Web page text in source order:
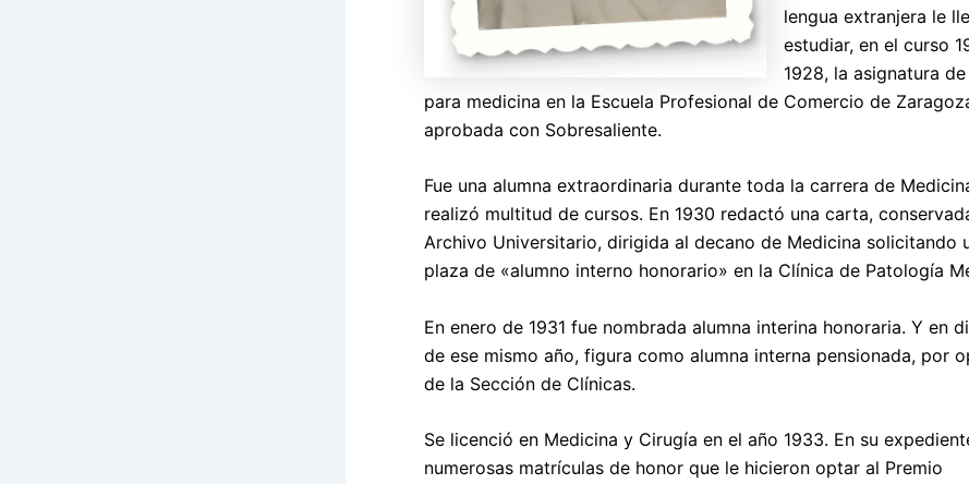
lengua extranjera le
estudiar, en el curso
1928, la asignatura
para medicina en la Escuela Profesional de Comercio de
aprobada con Sobresaliente.
Fue una alumna extraordinaria durante toda la carrera de
realizó multitud de cursos. En 1930 redactó una carta,
Archivo Universitario, dirigida al decano de Medicina solicitando
plaza de «alumno interno honorario» en la Clínica de Patología
En enero de 1931 fue nombrada alumna interina honoraria. Y en
de ese mismo año, figura como alumna interna pensionada, por
de la Sección de Clínicas.
Se licenció en Medicina y Cirugía en el año 1933. En su
numerosas matrículas de honor que le hicieron optar al Premio